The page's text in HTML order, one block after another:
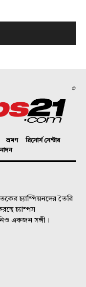
©
ভ্রমণ
রিসোর্স সেন্টার
চ্যাম্পিয়নদের তৈরি
চ্যাম্পস
একজন সঙ্গী।